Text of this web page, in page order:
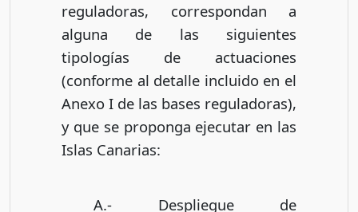
reguladoras, correspondan a
alguna de las siguientes
tipologías de actuaciones
(conforme al detalle incluido en el
Anexo I de las bases reguladoras),
y que se proponga ejecutar en las
Islas Canarias:
A.- Despliegue de